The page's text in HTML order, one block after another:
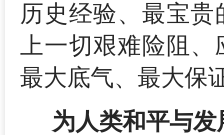
历史经验、最宝
上一切艰难险阻
最大底气、最大保
为人类和平与